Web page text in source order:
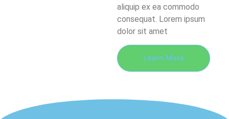
aliquip ex ea commodo
consequat. Lorem ipsum
dolor sit amet
Learn More